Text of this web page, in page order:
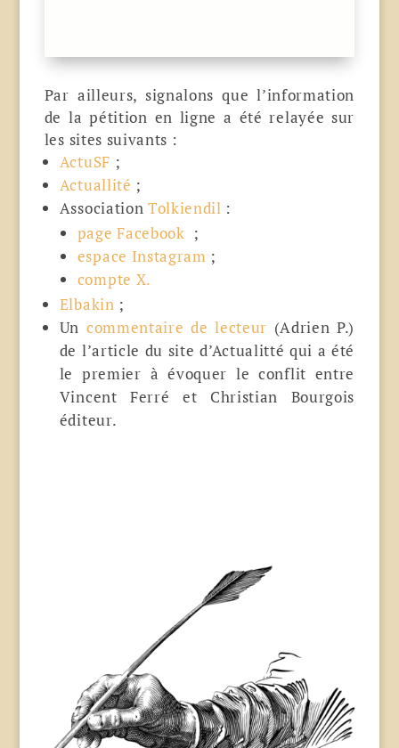
Par ailleurs, signalons que l’information
de la pétition en ligne a été relayée sur
les sites suivants :
ActuSF ;
Actuallité ;
Association Tolkiendil :
page Facebook ;
espace Instagram ;
compte X.
Elbakin ;
Un commentaire de lecteur (Adrien P.)
de l’article du site d’Actualitté qui a été
le premier à évoquer le conflit entre
Vincent Ferré et Christian Bourgois
éditeur.